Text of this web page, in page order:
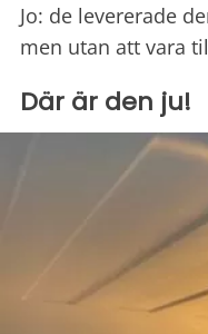
Jo: de levererade
men utan att vara
Där är den ju!